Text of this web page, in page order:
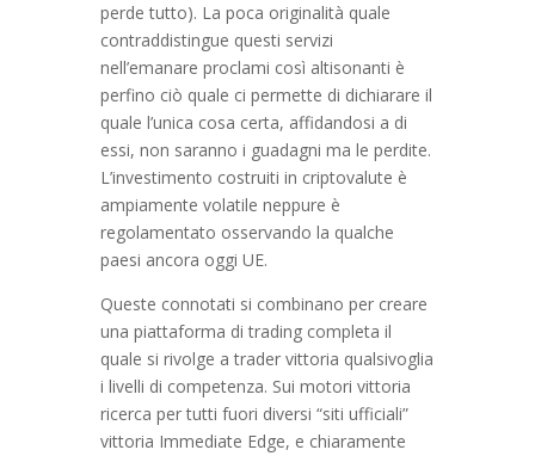
perde tutto). La poca originalità quale
contraddistingue questi servizi
nell’emanare proclami così altisonanti è
perfino ciò quale ci permette di dichiarare il
quale l’unica cosa certa, affidandosi a di
essi, non saranno i guadagni ma le perdite.
L’investimento costruiti in criptovalute è
ampiamente volatile neppure è
regolamentato osservando la qualche
paesi ancora oggi UE.
Queste connotati si combinano per creare
una piattaforma di trading completa il
quale si rivolge a trader vittoria qualsivoglia
i livelli di competenza. Sui motori vittoria
ricerca per tutti fuori diversi “siti ufficiali”
vittoria Immediate Edge, e chiaramente